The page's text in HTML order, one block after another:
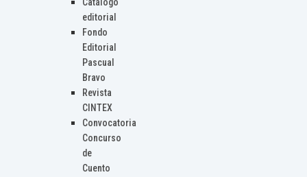
Catálogo
editorial
Fondo
Editorial
Pascual
Bravo
Revista
CINTEX
Convocatoria
Concurso
de
Cuento